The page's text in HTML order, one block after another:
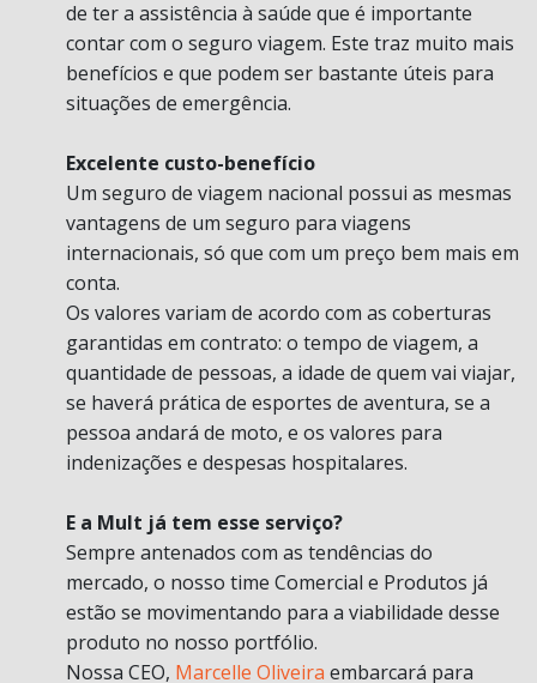
de ter a assistência à saúde que é importante
contar com o seguro viagem. Este traz muito mais
benefícios e que podem ser bastante úteis para
situações de emergência.
Excelente custo-benefício
Um seguro de viagem nacional possui as mesmas
vantagens de um seguro para viagens
internacionais, só que com um preço bem mais em
conta.
Os valores variam de acordo com as coberturas
garantidas em contrato: o tempo de viagem, a
quantidade de pessoas, a idade de quem vai viajar,
se haverá prática de esportes de aventura, se a
pessoa andará de moto, e os valores para
indenizações e despesas hospitalares.
E a Mult já tem esse serviço?
Sempre antenados com as tendências do
mercado, o nosso time Comercial e Produtos já
estão se movimentando para a viabilidade desse
produto no nosso portfólio.
Nossa CEO, Marcelle Oliveira embarcará para